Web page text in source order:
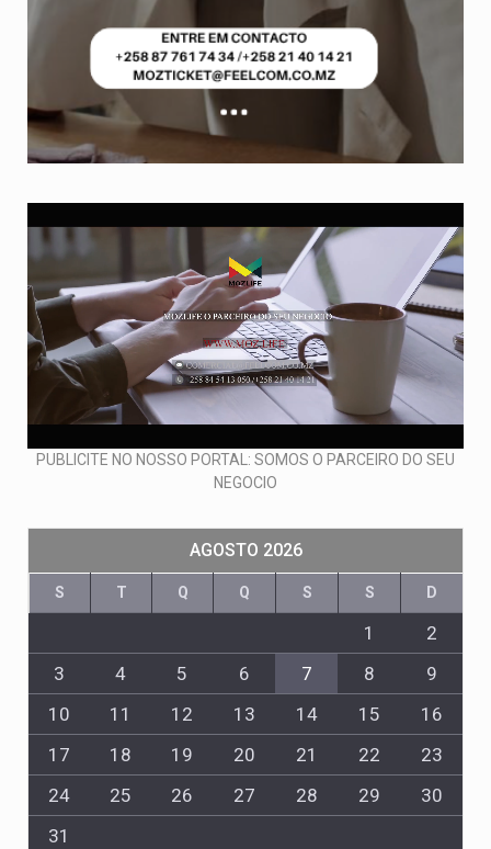
PUBLICITE NO NOSSO PORTAL: SOMOS O PARCEIRO DO SEU
NEGOCIO
AGOSTO 2026
S T Q Q S S D
1
2
3
4 5 6 7 8
9
10
11 12 13 14 15
16
17
18 19 20 21 22
23
24
25 26 27 28 29
30
31